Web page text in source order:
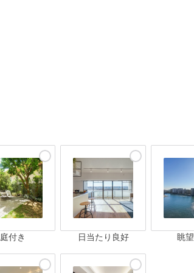
庭付き 日当たり良好 眺